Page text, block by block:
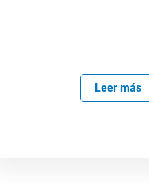
Leer más